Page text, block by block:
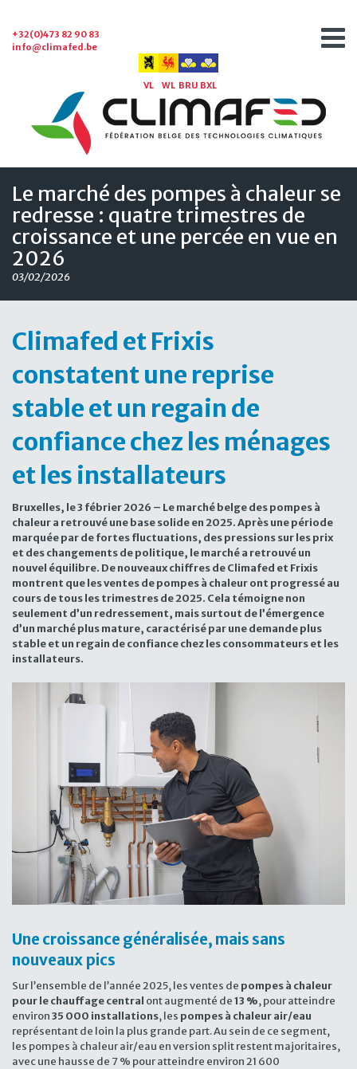
+32(0)473 82 90 83
info@climafed.be
VL WL BRU BXL
Le marché des pompes à chaleur se
redresse : quatre trimestres de
croissance et une percée en vue en
2026
03/02/2026
Climafed et Frixis
constatent une reprise
stable et un regain de
confiance chez les ménages
et les installateurs
Bruxelles, le 3 fébrier 2026 – Le marché belge des pompes à
chaleur a retrouvé une base solide en 2025. Après une période
marquée par de fortes fluctuations, des pressions sur les prix
et des changements de politique, le marché a retrouvé un
nouvel équilibre. De nouveaux chiffres de Climafed et Frixis
montrent que les ventes de pompes à chaleur ont progressé au
cours de tous les trimestres de 2025. Cela témoigne non
seulement d’un redressement, mais surtout de l’émergence
d’un marché plus mature, caractérisé par une demande plus
stable et un regain de confiance chez les consommateurs et les
installateurs.
Une croissance généralisée, mais sans
nouveaux pics
Sur l’ensemble de l’année 2025, les ventes de pompes à chaleur
pour le chauffage central ont augmenté de13 %, pour atteindre
environ35 000 installations, les pompes à chaleur air/eau
représentant de loin la plus grande part. Au sein de ce segment,
les pompes à chaleur air/eau en version split restent majoritaires,
avec une hausse de 7 % pour atteindre environ 21 600